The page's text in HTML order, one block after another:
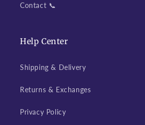
Contact 📞
Help Center
Shipping & Delivery
Returns & Exchanges
Privacy Policy